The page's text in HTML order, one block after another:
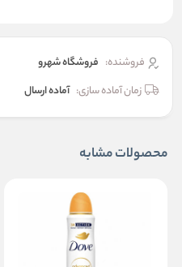
فروشنده: فروشگاه شهرو
زمان آماده سازی: آماده ارسال
محصولات مشابه